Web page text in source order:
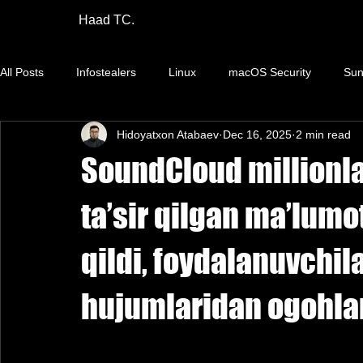
Haad TC.
All Posts Infostealers Linux macOS Security
Ta'minot zanjiri Ma'lumot sizishi Chipper
Axloq Bug bounty Teskari muhandislik
ACE Android Security
SoundCloud
ta’sir qilgan
qildi,
hujumlaridan
Hidoyatxon Atabaev Dec 16, 2025 2 min read